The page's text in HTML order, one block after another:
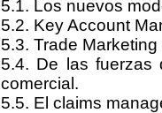
5.1. Los nuevos
5.2. Key Account
5.3. Trade
5.4. De las fuerzas
comercial.
5.5. El claims